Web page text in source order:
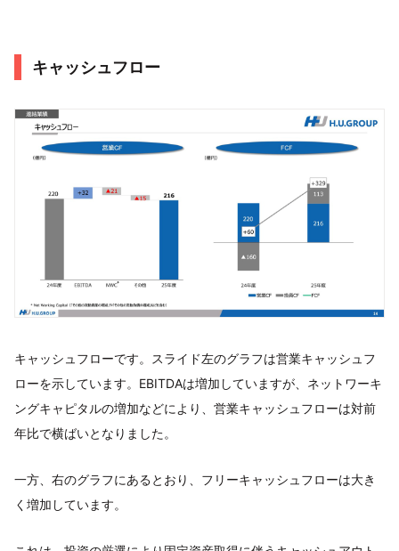
キャッシュフロー
キャッシュフローです。スライド左のグラフは営業キャッシュフ
ローを示しています。EBITDAは増加していますが、ネットワーキ
ングキャピタルの増加などにより、営業キャッシュフローは対前
年比で横ばいとなりました。
一方、右のグラフにあるとおり、フリーキャッシュフローは大き
く増加しています。